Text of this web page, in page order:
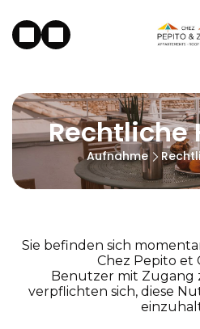
Rechtliche
Aufnahme
Sie befinden sich
Chez Pepito et
Benutzer mit Zugang
verpflichten sich, diese